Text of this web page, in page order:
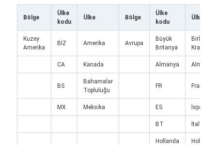
Bölge
Ülke
kodu
Ülke Bölge
Ülke
kodu
Ülke
Kuzey
Amerika
BİZ Amerika Avrupa
Büyük
Britanya
Birleşik
Krallık
CA Kanada Almanya Almanya
BS
Bahamalar
Topluluğu
FR Fransa
MX Meksika ES İspanya
BT İtalya
Hollanda Hollanda